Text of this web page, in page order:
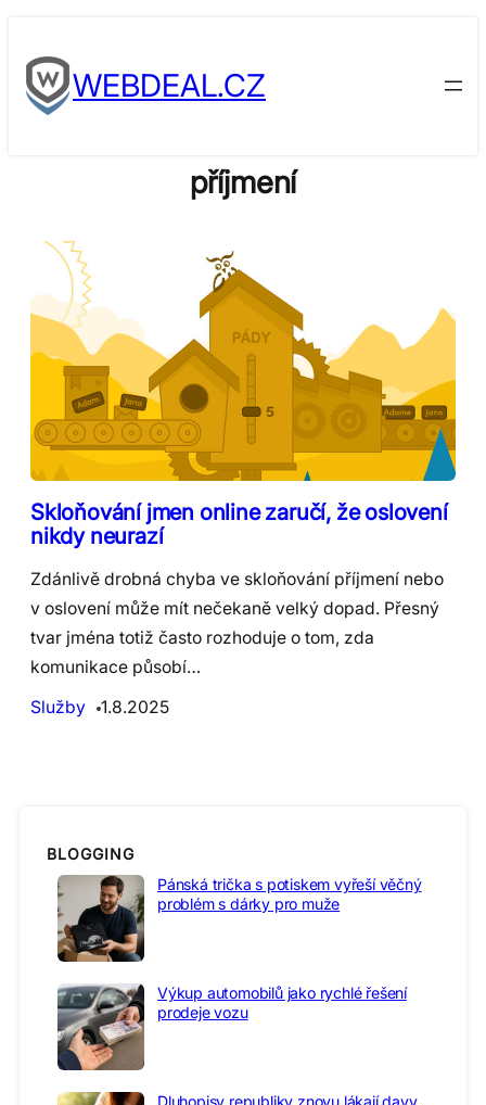
to
contentWEBDEAL.CZ
příjmení
Skloňování jmen online zaručí, že oslovení
nikdy neurazí
Zdánlivě drobná chyba ve skloňování příjmení nebo
v oslovení může mít nečekaně velký dopad. Přesný
tvar jména totiž často rozhoduje o tom, zda
komunikace působí…
Služby
1.8.2025
BLOGGING
Pánská trička s potiskem vyřeší věčný
problém s dárky pro muže
Výkup automobilů jako rychlé řešení
prodeje vozu
Dluhopisy republiky znovu lákají davy,